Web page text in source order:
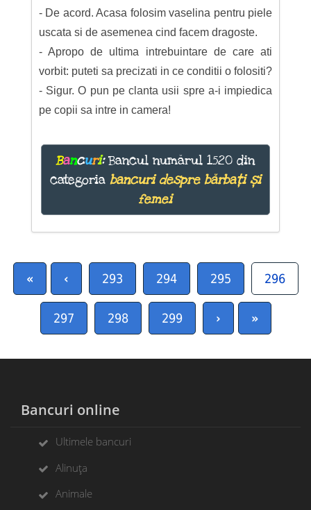
- De acord. Acasa folosim vaselina pentru piele
uscata si de asemenea cind facem dragoste.
- Apropo de ultima intrebuintare de care ati
vorbit: puteti sa precizati in ce conditii o folositi?
- Sigur. O pun pe clanta usii spre a-i impiedica
pe copii sa intre in camera!
Bancuri:Bancul numărul 1520 din
categoria bancuri despre bărbați și
femei
« ‹ 293 294 295 296
297 298 299 › »
Bancuri online
Ultimele bancuri
Alinuța
Animale